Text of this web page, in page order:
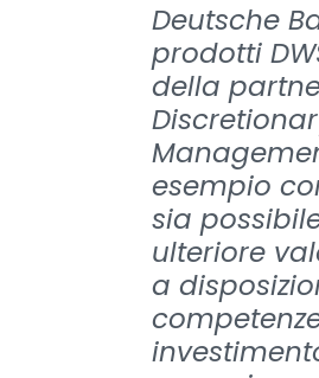
Deutsche
prodotti
della
esempio
sia
ulteriore
a